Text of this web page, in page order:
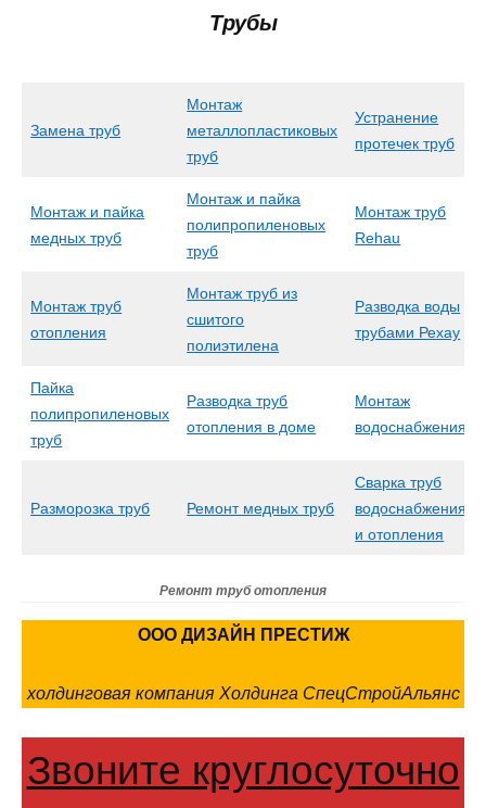
Трубы
Замена труб
Монтаж
металлопластиковых
труб
Устранение
протечек труб
Монтаж и пайка
медных труб
Монтаж и пайка
полипропиленовых
труб
Монтаж труб
Rehau
Монтаж труб
отопления
Монтаж труб из
сшитого
полиэтилена
Разводка воды
трубами Рехау
Пайка
полипропиленовых
труб
Разводка труб
отопления в доме
Монтаж
водоснабжения
Разморозка труб Ремонт медных труб
Сварка труб
водоснабжения
и отопления
Ремонт труб отопления
ООО ДИЗАЙН ПРЕСТИЖ
холдинговая компания Холдинга СпецСтройАльянс
Звоните круглосуточно